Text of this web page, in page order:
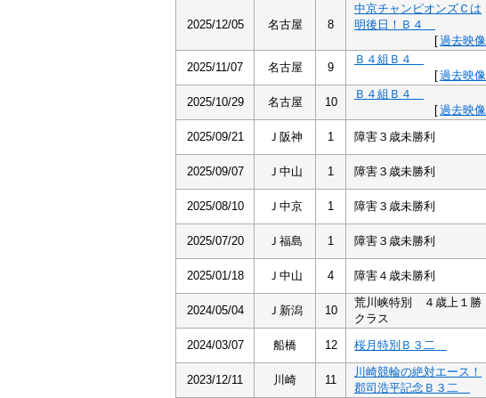
2025/12/05 名古屋 8
中京チャンピオンズＣは
明後日！Ｂ４
[過去映像
2025/11/07 名古屋 9
Ｂ４組Ｂ４
[過去映像
2025/10/29 名古屋 10
Ｂ４組Ｂ４
[過去映像
2025/09/21 Ｊ阪神 1 障害３歳未勝利
2025/09/07 Ｊ中山 1 障害３歳未勝利
2025/08/10 Ｊ中京 1 障害３歳未勝利
2025/07/20 Ｊ福島 1 障害３歳未勝利
2025/01/18 Ｊ中山 4 障害４歳未勝利
2024/05/04 Ｊ新潟 10
荒川峡特別 ４歳上１勝
クラス
2024/03/07 船橋 12 桜月特別Ｂ３二
2023/12/11 川崎 11
川崎競輪の絶対エース！
郡司浩平記念Ｂ３二